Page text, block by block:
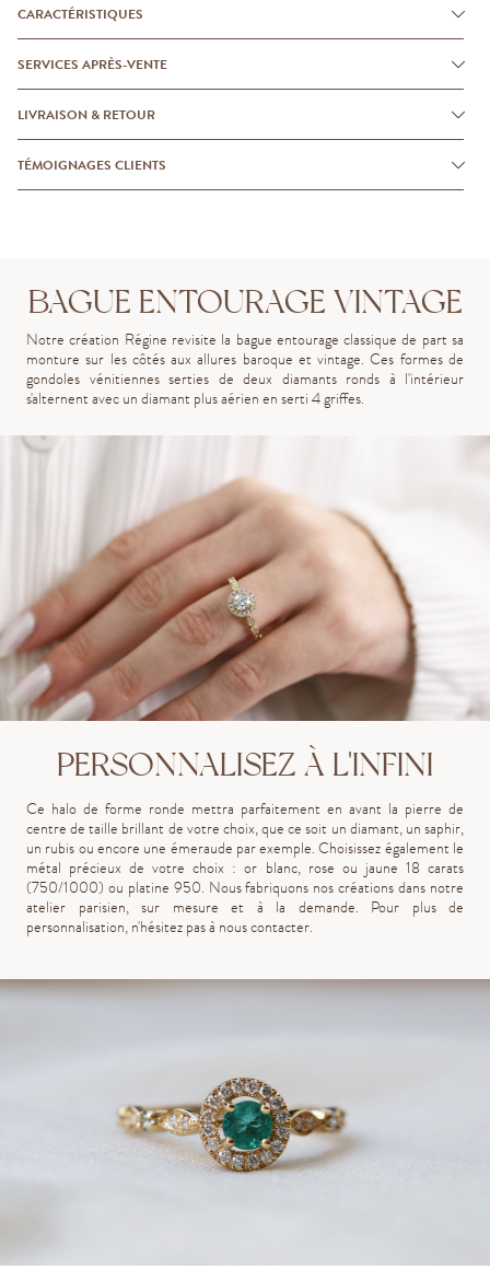
CARACTÉRISTIQUES
SERVICES APRÈS-VENTE
LIVRAISON & RETOUR
TÉMOIGNAGES CLIENTS
BAGUE ENTOURAGE VINTAGE
Notre création Régine revisite la bague entourage classique de part sa
monture sur les côtés aux allures baroque et vintage. Ces formes de
gondoles vénitiennes serties de deux diamants ronds à l'intérieur
s'alternent avec un diamant plus aérien en serti 4 griffes.
PERSONNALISEZ À L'INFINI
Ce halo de forme ronde mettra parfaitement en avant la pierre de
centre de taille brillant de votre choix, que ce soit un diamant, un saphir,
un rubis ou encore une émeraude par exemple. Choisissez également le
métal précieux de votre choix : or blanc, rose ou jaune 18 carats
(750/1000) ou platine 950. Nous fabriquons nos créations dans notre
atelier parisien, sur mesure et à la demande. Pour plus de
personnalisation, n'hésitez pas à nous contacter.